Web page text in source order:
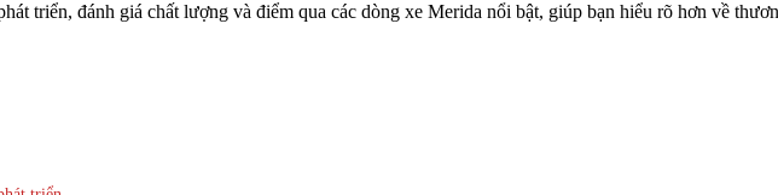
triển, đánh giá chất lượng và điểm qua các dòng xe Merida nổi bật, giúp bạn hiểu rõ hơn về